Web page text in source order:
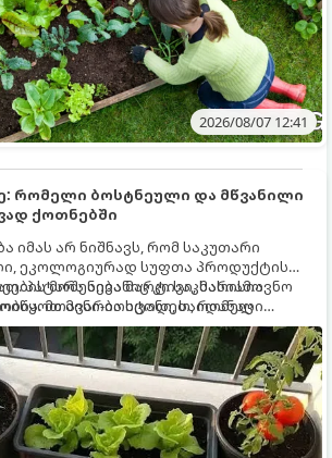
2026/08/07 12:41
რომელი ბოსტნეული და მწვანილი
ქოთნებში
იმას არ ნიშნავს, რომ საკუთარი
ეკოლოგიურად სუფთა პროდუქტის
პატარა აივანიც კი საკმარისია
მინი-ბოსტანი, საიდანაც
არომატულ მწვანილსა და
მოშენება მარტივი, სასიამოვნო
მთავარია იცოდეთ, რომელი
ქოთნის პირობებს ყველაზე კარგად
მათ სწორად.